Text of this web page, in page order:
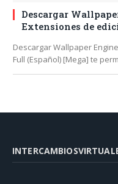
Descargar
Extensiones de
Descargar Wallpaper
Full (Español) [Mega] te